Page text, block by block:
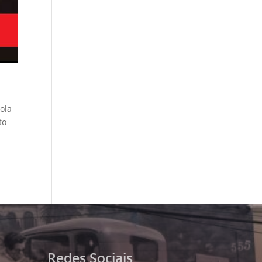
Redes Sociais